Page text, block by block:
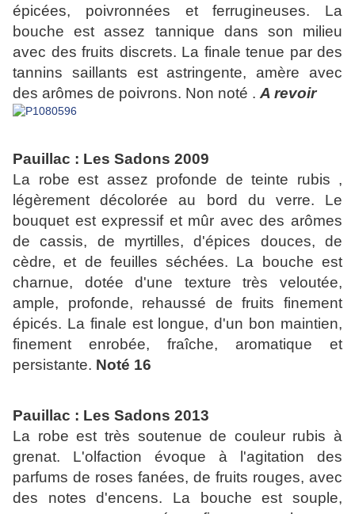
épicées, poivronnées et ferrugineuses. La
bouche est assez tannique dans son milieu
avec des fruits discrets. La finale tenue par des
tannins saillants est astringente, amère avec
des arômes de poivrons. Non noté . A revoir
Pauillac : Les Sadons 2009
La robe est assez profonde de teinte rubis ,
légèrement décolorée au bord du verre. Le
bouquet est expressif et mûr avec des arômes
de cassis, de myrtilles, d'épices douces, de
cèdre, et de feuilles séchées. La bouche est
charnue, dotée d'une texture très veloutée,
ample, profonde, rehaussé de fruits finement
épicés. La finale est longue, d'un bon maintien,
finement enrobée, fraîche, aromatique et
persistante. Noté 16
Pauillac : Les Sadons 2013
La robe est très soutenue de couleur rubis à
grenat. L'olfaction évoque à l'agitation des
parfums de roses fanées, de fruits rouges, avec
des notes d'encens. La bouche est souple,